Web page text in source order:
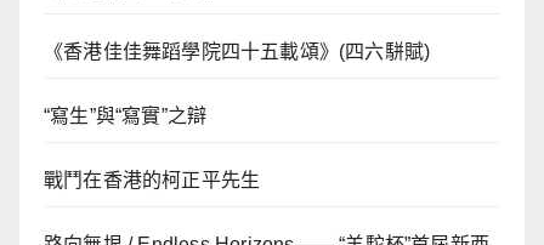
《香港佳佳舞蹈學院四十五載頌》(四六駢賦)
“寫生”與“寫實”之辯
戰鬥在香港的柯正平先生